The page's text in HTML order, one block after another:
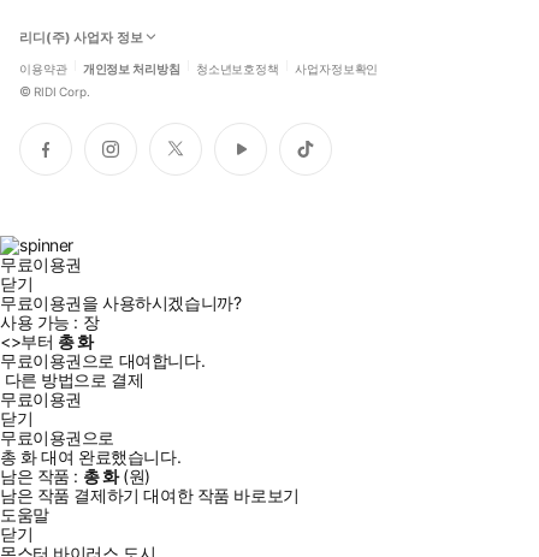
리디(주) 사업자 정보
이용약관 개인정보 처리방침 청소년보호정책 사업자정보확인
© RIDI Corp.
페
이
인
스
트
위
유
튜
틱
톡
무료이용권
닫기
무료이용권을 사용하시겠습니까?
사용 가능 : 장
<>부터 총화
무료이용권으로 대여합니다.
다른 방법으로 결제
무료이용권
닫기
무료이용권으로
총 화대여 완료했습니다.
남은 작품 : 총화(원)
남은 작품 결제하기 대여한 작품 바로보기
도움말
닫기
몬스터 바이러스 도시